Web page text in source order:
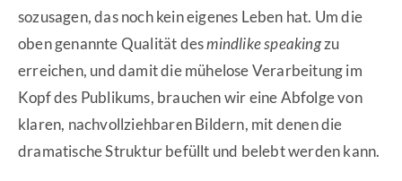
sozusagen, das noch kein eigenes Leben hat. Um die
oben genannte Qualität desmindlike speakingzu
erreichen, und damit die mühelose Verarbeitung im
Kopf des Publikums, brauchen wir eine Abfolge von
klaren, nachvollziehbaren Bildern, mit denen die
dramatische Struktur befüllt und belebt werden kann.